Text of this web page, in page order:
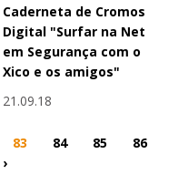
Caderneta de Cromos
Digital "Surfar na Net
em Segurança com o
Xico e os amigos"
21.09.18
83 84 85
86
›